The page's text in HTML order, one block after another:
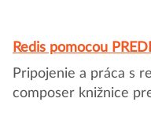
Redis pomocou
Pripojenie a práca s
composer knižnice